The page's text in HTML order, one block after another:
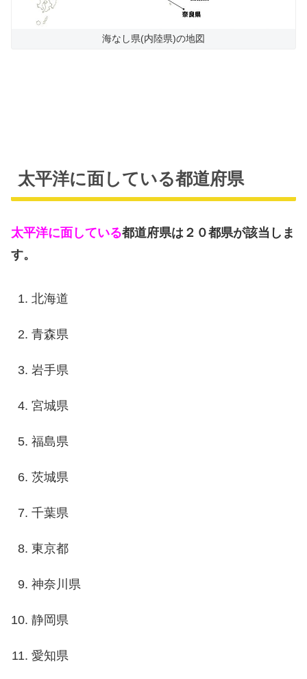
海なし県(内陸県)の地図
太平洋に面している都道府県
太平洋に面している都道府県は２０都県が該当しま
す。
北海道
青森県
岩手県
宮城県
福島県
茨城県
千葉県
東京都
神奈川県
静岡県
愛知県